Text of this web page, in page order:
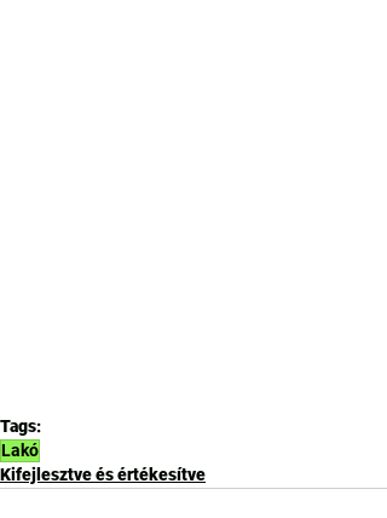
Tags:
Lakó
Kifejlesztve és értékesítve